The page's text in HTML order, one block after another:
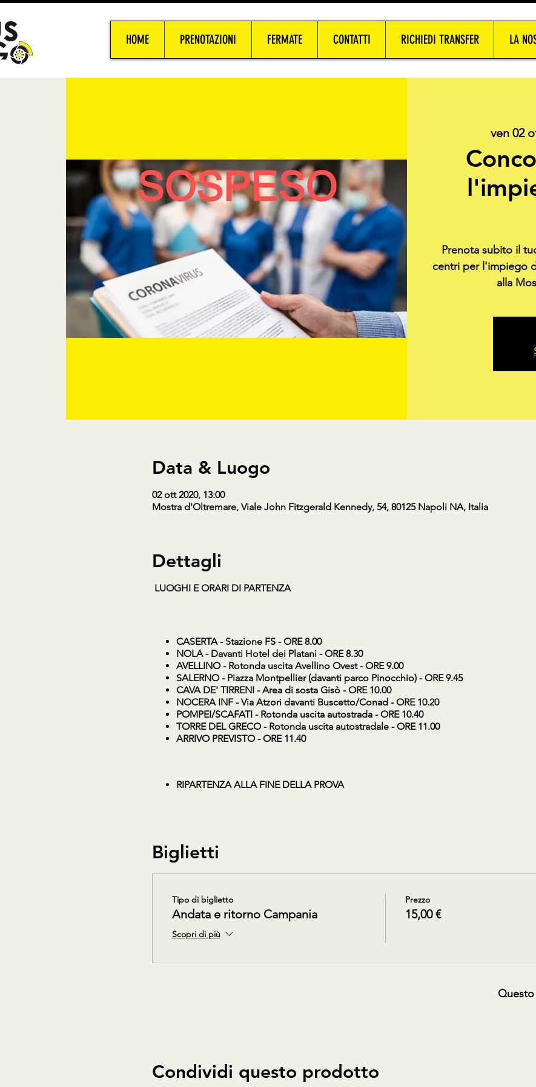
HOME PRENOTAZIONI FERMATE CONTATTI RICHIEDI TRANSFER LA
ven 02
Prenota subito il
centri per l'impiego
alla
Data & Luogo
02 ott 2020, 13:00
Mostra d'Oltremare, Viale John Fitzgerald Kennedy, 54, 80125 Napoli NA, Italia
Dettagli
LUOGHI E ORARI DI PARTENZA
CASERTA- Stazione FS - ORE 8.00
NOLA- Davanti Hotel dei Platani - ORE 8.30
AVELLINO- Rotonda uscita Avellino Ovest - ORE 9.00
SALERNO- Piazza Montpellier (davanti parco Pinocchio) - ORE 9.45
CAVA DE' TIRRENI- Area di sosta Gisò - ORE 10.00
NOCERA INF- Via Atzori davanti Buscetto/Conad - ORE 10.20
POMPEI/SCAFATI- Rotonda uscita autostrada - ORE 10.40
TORRE DEL GRECO- Rotonda uscita autostradale - ORE 11.00
ARRIVO PREVISTO - ORE 11.40
RIPARTENZA ALLA FINE DELLA PROVA
Biglietti
Tipo di biglietto
Andata e ritorno Campania
Scopri di più
Prezzo
15,00 €
Condividi questo prodotto